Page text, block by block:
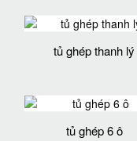
tủ ghép thanh lý
tủ ghép 6 ô